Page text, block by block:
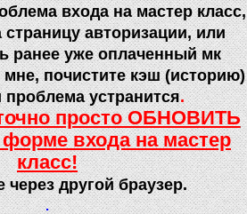
входа на мастер класс,
авторизации, или
ранее уже оплаченный мк
почистите кэш (историю)
проблема устранится.
просто ОБНОВИТЬ
входа на мастер
класс!
через другой браузер.
.